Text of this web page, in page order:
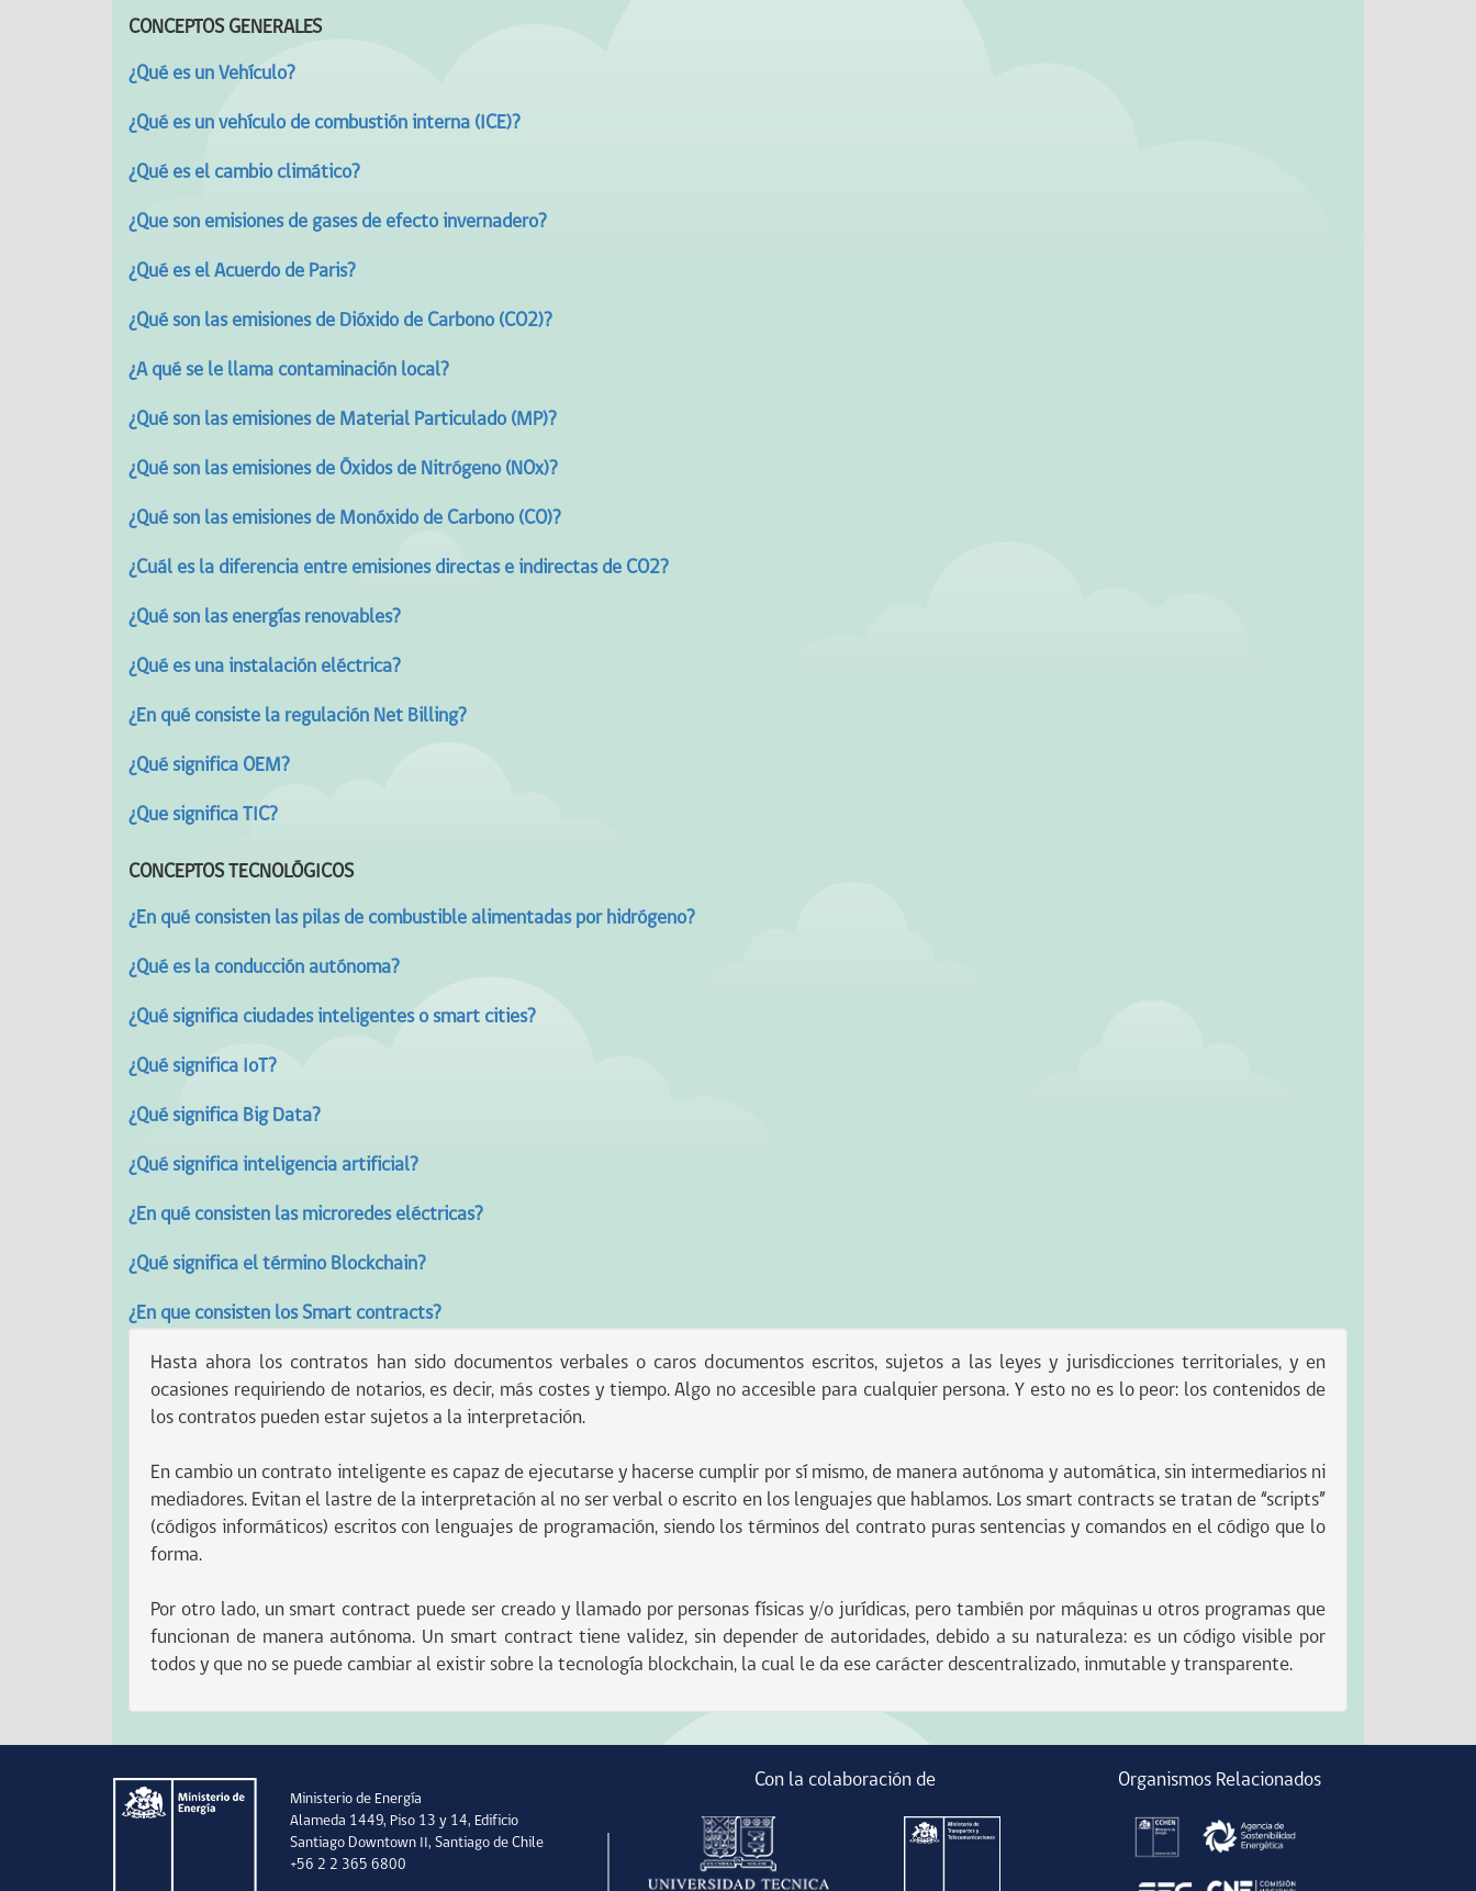
CONCEPTOS GENERALES
¿Qué es un Vehículo?
¿Qué es un vehículo de combustión interna (ICE)?
¿Qué es el cambio climático?
¿Que son emisiones de gases de efecto invernadero?
¿Qué es el Acuerdo de Paris?
¿Qué son las emisiones de Dióxido de Carbono (CO2)?
¿A qué se le llama contaminación local?
¿Qué son las emisiones de Material Particulado (MP)?
¿Qué son las emisiones de Óxidos de Nitrógeno (NOx)?
¿Qué son las emisiones de Monóxido de Carbono (CO)?
¿Cuál es la diferencia entre emisiones directas e indirectas de CO2?
¿Qué son las energías renovables?
¿Qué es una instalación eléctrica?
¿En qué consiste la regulación Net Billing?
¿Qué significa OEM?
¿Que significa TIC?
CONCEPTOS TECNOLÓGICOS
¿En qué consisten las pilas de combustible alimentadas por hidrógeno?
¿Qué es la conducción autónoma?
¿Qué significa ciudades inteligentes o smart cities?
¿Qué significa IoT?
¿Qué significa Big Data?
¿Qué significa inteligencia artificial?
¿En qué consisten las microredes eléctricas?
¿Qué significa el término Blockchain?
¿En que consisten los Smart contracts?
Hasta ahora los contratos han sido documentos verbales o caros documentos escritos, sujetos a las leyes y jurisdicciones territoriales, y en
ocasiones requiriendo de notarios, es decir, más costes y tiempo. Algo no accesible para cualquier persona. Y esto no es lo peor: los contenidos de
los contratos pueden estar sujetos a la interpretación.
En cambio un contrato inteligente es capaz de ejecutarse y hacerse cumplir por sí mismo, de manera autónoma y automática, sin intermediarios ni
mediadores. Evitan el lastre de la interpretación al no ser verbal o escrito en los lenguajes que hablamos. Los smart contracts se tratan de “scripts”
(códigos informáticos) escritos con lenguajes de programación, siendo los términos del contrato puras sentencias y comandos en el código que lo
forma.
Por otro lado, un smart contract puede ser creado y llamado por personas físicas y/o jurídicas, pero también por máquinas u otros programas que
funcionan de manera autónoma. Un smart contract tiene validez, sin depender de autoridades, debido a su naturaleza: es un código visible por
todos y que no se puede cambiar al existir sobre la tecnología blockchain, la cual le da ese carácter descentralizado, inmutable y transparente.
Ministerio de Energía
Alameda 1449, Piso 13 y 14, Edificio
Santiago Downtown II, Santiago de Chile
+56 2 2 365 6800
Con la colaboración de Organismos Relacionados